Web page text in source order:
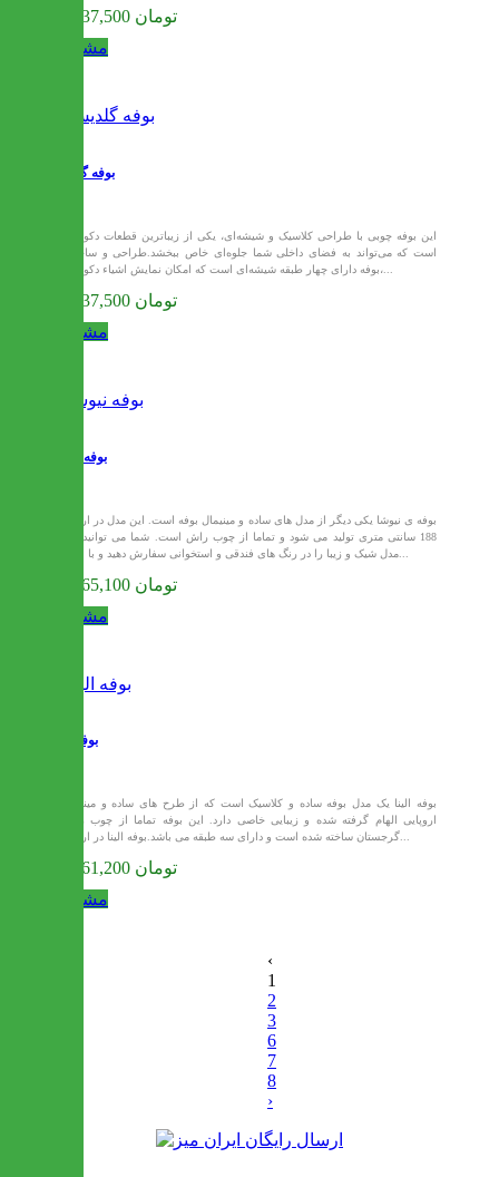
54,337,500 تومان
مشاهده
بوفه گلدیس
این بوفه چوبی با طراحی کلاسیک و شیشه‌ای، یکی از زیباترین قطعات دکوراتیو
است که می‌تواند به فضای داخلی شما جلوه‌ای خاص ببخشد.طراحی و ساختار:
بوفه دارای چهار طبقه شیشه‌ای است که امکان نمایش اشیاء دکوراتیو،...
54,337,500 تومان
مشاهده
بوفه نیوشا
بوفه ی نیوشا یکی دیگر از مدل های ساده و مینیمال بوفه است. این مدل در ارتفاع
188 سانتی متری تولید می شود و تماما از چوب راش است. شما می توانید این
56,465,100 تومان
مشاهده
بوفه الینا
بوفه الینا یک مدل بوفه ساده و کلاسیک است که از طرح های ساده و مینیمال
اروپایی الهام گرفته شده و زیبایی خاصی دارد. این بوفه تماما از چوب راش
گرجستان ساخته شده است و دارای سه طبقه می باشد.بوفه الینا در ارتفاع...
68,461,200 تومان
مشاهده
‹
1
2
3
6
7
8
›